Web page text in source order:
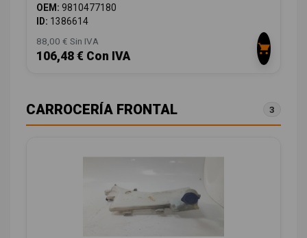
OEM: 9810477180
ID: 1386614
88,00 € Sin IVA
106,48 € Con IVA
CARROCERÍA FRONTAL 3